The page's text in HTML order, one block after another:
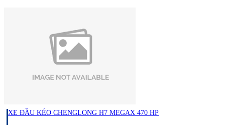
XE ĐẦU KÉO CHENGLONG H7 MEGAX 470 HP